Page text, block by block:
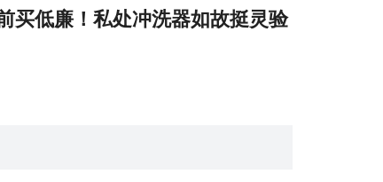
买低廉！私处冲洗器如故挺灵验